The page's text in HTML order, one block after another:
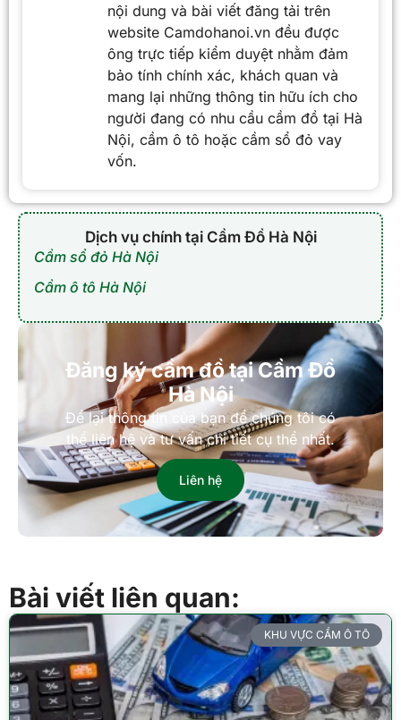
nội dung và bài viết đăng tải trên
website Camdohanoi.vn đều được
ông trực tiếp kiểm duyệt nhằm đảm
bảo tính chính xác, khách quan và
mang lại những thông tin hữu ích cho
người đang có nhu cầu cầm đồ tại Hà
Nội, cầm ô tô hoặc cầm sổ đỏ vay
vốn.
Dịch vụ chính tại Cầm Đồ Hà Nội
Cầm sổ đỏ Hà Nội
Cầm ô tô Hà Nội
Đăng ký cầm đồ tại Cầm Đồ
Hà Nội
Để lại thông tin của bạn để chúng tôi có
thể liên hệ và tư vấn chi tiết cụ thể nhất.
Liên hệ
Bài viết liên quan:
KHU VỰC CẦM Ô TÔ